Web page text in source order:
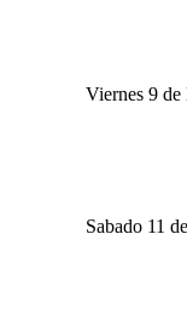
Viernes 9
Sabado 11